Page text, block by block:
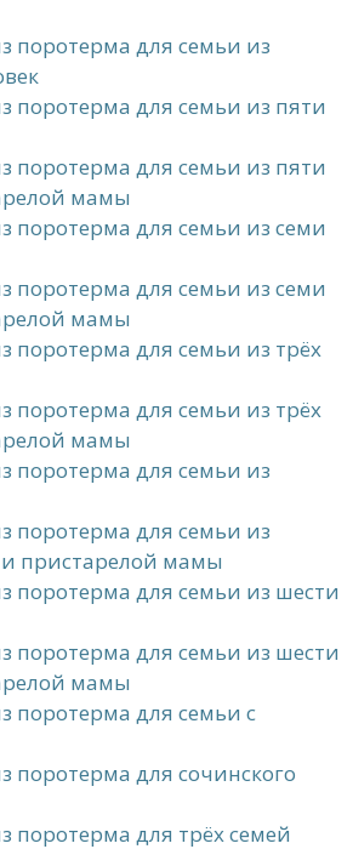
поротерма для семьи из
поротерма для семьи из пяти
поротерма для семьи из пяти
мамы
поротерма для семьи из семи
поротерма для семьи из семи
мамы
поротерма для семьи из трёх
поротерма для семьи из трёх
мамы
поротерма для семьи из
поротерма для семьи из
и пристарелой мамы
поротерма для семьи из шести
поротерма для семьи из шести
мамы
поротерма для семьи с
поротерма для сочинского
поротерма для трёх семей